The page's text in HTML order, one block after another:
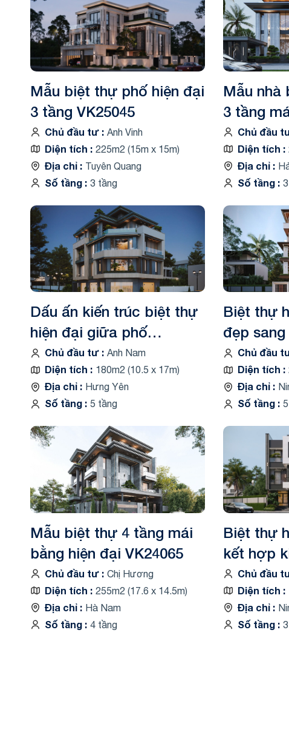
Biệt thự 3 tầng
Biệt thự 4 tầng
Mẫu biệt thự phố hiện đại
3 tầng VK25045
Chủ đầu tư Anh Vinh
Diện tích 225m2 (15m x 15m)
Địa chỉ Tuyên Quang
Số tầng 3 tầng
Mẫu nhà
3 tầng
cấpChủ đầu
Diện tích
Địa chỉ
Số tầng
Dấu ấn kiến trúc biệt thự
hiện đại giữa phố
VK26067
Chủ đầu tư Anh Nam
Diện tích 180m2 (10.5 x 17m)
Địa chỉ Hưng Yên
Số tầng 5 tầng
Biệt thự
đẹp sang
Chủ đầu
Diện tích
Địa chỉ
Số tầng
Mẫu biệt thự 4 tầng mái
bằng hiện đại VK24065
Chủ đầu tư Chị Hương
Diện tích 255m2 (17.6 x 14.5m)
Địa chỉ Hà Nam
Số tầng 4 tầng
Biệt thự
kết hợp
VK26039
Chủ đầu
Diện tích
Địa chỉ
Số tầng